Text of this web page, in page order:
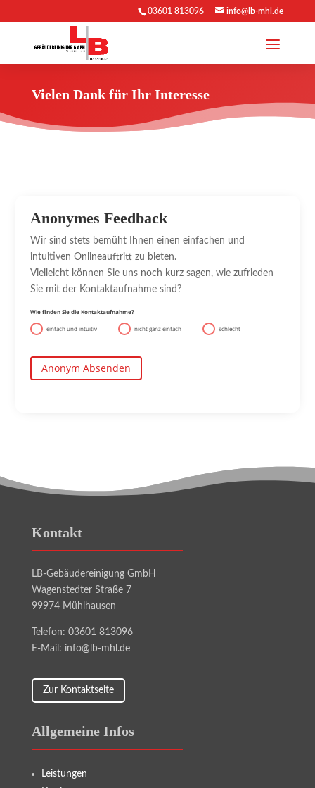
03601 813096 info@lb-mhl.de
Vielen Dank für Ihr Interesse
Anonymes Feedback
Wir sind stets bemüht Ihnen einen einfachen und
intuitiven Onlineauftritt zu bieten.
Vielleicht können Sie uns noch kurz sagen, wie zufrieden
Sie mit der Kontaktaufnahme sind?
Wie finden Sie die Kontaktaufnahme?
einfach und intuitiv nicht ganz einfach schlecht
Anonym Absenden
Kontakt
LB-Gebäudereinigung GmbH
Wagenstedter Straße 7
99974 Mühlhausen
Telefon: 03601 813096
E-Mail: info@lb-mhl.de
Zur Kontaktseite
Allgemeine Infos
Leistungen